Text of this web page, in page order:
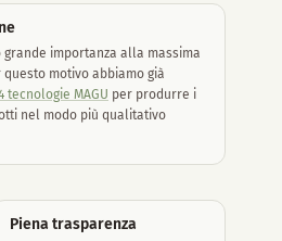
grande importanza alla massima
motivo abbiamo già
tecnologie MAGU per produrre i
nel modo più qualitativo
Piena trasparenza